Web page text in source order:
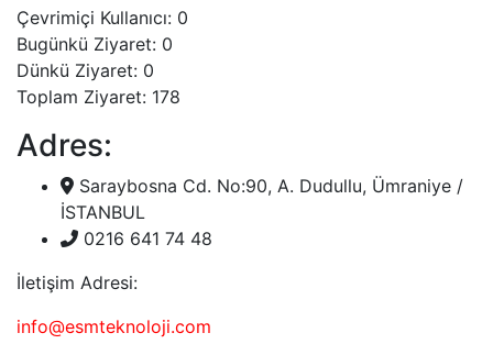
Çevrimiçi Kullanıcı: 0
Bugünkü Ziyaret: 0
Dünkü Ziyaret: 0
Toplam Ziyaret: 178
Adres:
Saraybosna Cd. No:90, A. Dudullu, Ümraniye /
İSTANBUL
0216 641 74 48
İletişim Adresi:
info@esmteknoloji.com